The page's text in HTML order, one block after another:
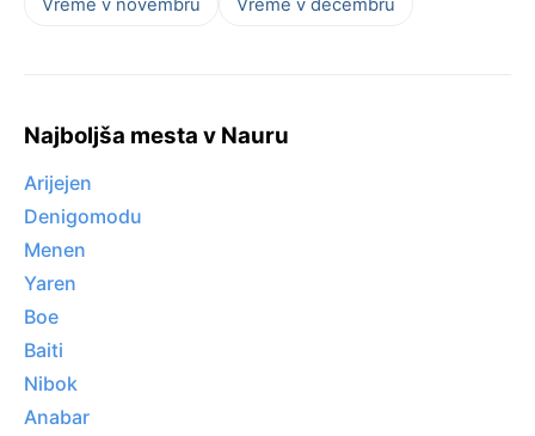
Vreme v novembru Vreme v decembru
Najboljša mesta v Nauru
Arijejen
Denigomodu
Menen
Yaren
Boe
Baiti
Nibok
Anabar